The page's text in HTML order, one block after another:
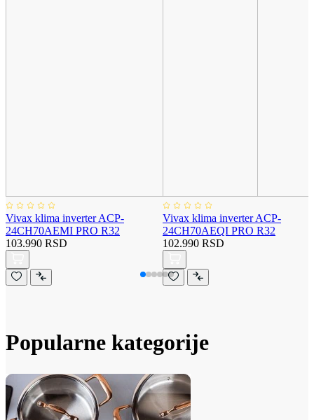
Vivax klima inverter ACP-
24CH70AEMI PRO R32
103.990 RSD
Vivax klima inverter ACP-
24CH70AEQI PRO R32
102.990 RSD
Popularne kategorije